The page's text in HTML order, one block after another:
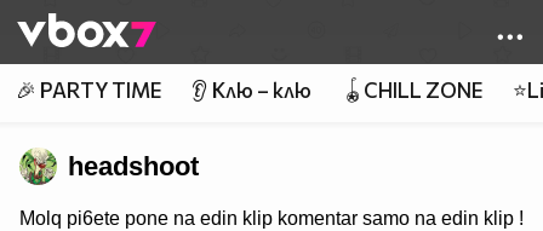
👾
🎉 PARTY TIME 👂 Клю – клю 🪀CHILL ZONE
headshoot
Molq pi6ete pone na edin klip komentar samo na edin klip !